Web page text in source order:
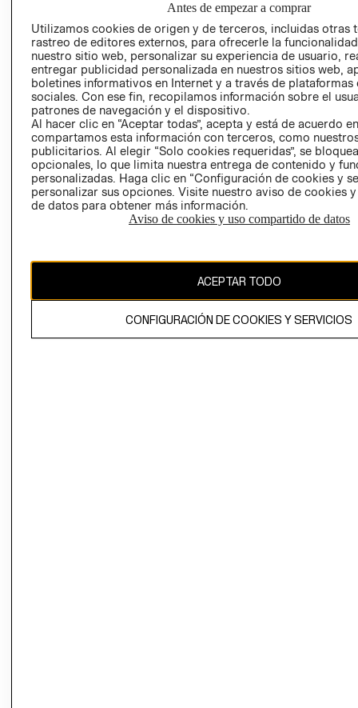
SOCIAL
PRENSA
RELACIÓN CON
INVERSIONISTAS
POLÍTICA
EMPRESARIAL
TIENDAS
- RETIRO EN
TIENDA
TÉRMINOS Y
AVISO DE
PRIVACIDAD
GIFT CARD
AVISO DE
Antes de empezar a comprar
Utilizamos cookies de origen y de terceros, incluidas otras
rastreo de editores externos, para ofrecerle la
nuestro sitio web, personalizar su experiencia de usuario,
entregar publicidad personalizada en nuestros sitios web,
boletines informativos en Internet y a través de plataformas
sociales. Con ese fin, recopilamos información sobre el
patrones de navegación y el dispositivo.
Al hacer clic en “Aceptar todas”, acepta y está de acuerdo
compartamos esta información con terceros, como
publicitarios. Al elegir “Solo cookies requeridas”, se
opcionales, lo que limita nuestra entrega de contenido y
personalizadas. Haga clic en “Configuración de cookies y
personalizar sus opciones. Visite nuestro aviso de cookies
de datos para obtener más información.
Aviso de cookies y uso compartido de datos
ACEPTAR TODO
CONFIGURACIÓN DE COOKIES Y SERVICIOS